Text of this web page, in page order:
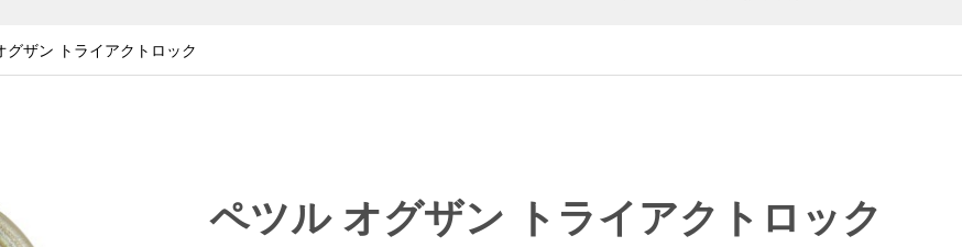
グザン トライアクトロック
ペツル オグザン トライアクトロック